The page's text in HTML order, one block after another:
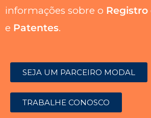
informações sobre o Registro
e Patentes.
SEJA UM PARCEIRO MODAL
TRABALHE CONOSCO